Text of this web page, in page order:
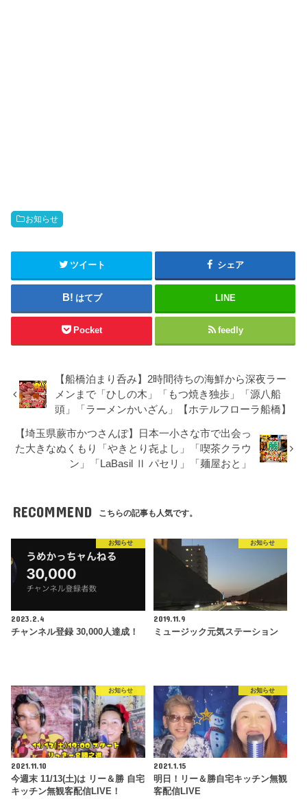
お知らせ
ツイート シェア
はてブ LINE
Pocket feedly
【船橋泊まり呑み】2時間待ちの海鮮から深夜ラー
メンまで「ひしの木」「もつ焼き独歩」「源八船
頭」「ラーメンかいざん」【ホテルフローラ船橋】
【埼玉県蕨市かつさんぽ】日本一小さな市で出会っ
た大きなぬくもり「やきとり㐂よし」「喫茶クラウ
ン」「LaBasil Ⅱ パセリ」「麺屋おと」
RECOMMEND こちらの記事も人気です。
お知らせ
2023.2.4
チャンネル登録 30,000人達成！
お知らせ
2019.11.9
ミュージック元気ステーション
お知らせ
2021.11.10
今週末 11/13(土)は リー＆勝 自宅
キッチン無観客配信LIVE！
お知らせ
2021.1.15
明日！リー＆勝自宅キッチン無観
客配信LIVE